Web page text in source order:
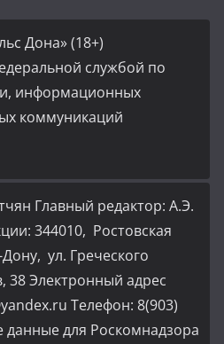
Дона» (18+)
службой по
информационных
коммуникаций
Главный редактор: А.Э.
344010, Ростовская
ул. Греческого
38 Электронный адрес
Телефон: 8(903)
данные для Роскомнадзора